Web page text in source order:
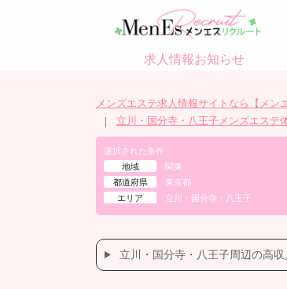
求人情報お知らせ
メンズエステ求人情報サイトなら【メン
立川・国分寺・八王子メンズエステ
選択された条件
地域
関東
都道府県
東京都
エリア
立川・国分寺・八王子
立川・国分寺・八王子周辺の高